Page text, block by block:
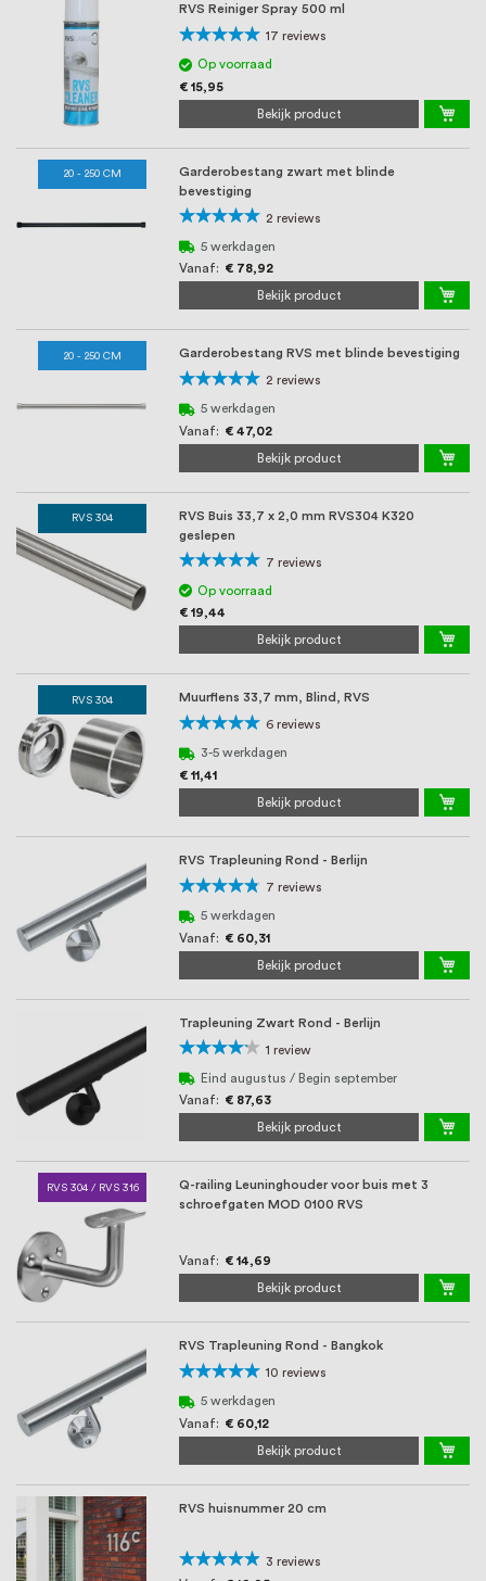
RVS Reiniger Spray 500 ml
Waardering:
94%
17 reviews
Op voorraad
€ 15,95
Bekijk product
20 - 250 CM
Garderobestang zwart met blinde
bevestiging
Waardering:
100%
2 reviews
5 werkdagen
Vanaf
€ 78,92
Bekijk product
20 - 250 CM Garderobestang RVS met blinde bevestiging
Waardering:
100%
2 reviews
5 werkdagen
Vanaf
€ 47,02
Bekijk product
RVS 304
RVS Buis 33,7 x 2,0 mm RVS304 K320
geslepen
Waardering:
100%
7 reviews
Op voorraad
€ 19,44
Bekijk product
RVS 304 Muurflens 33,7 mm, Blind, RVS
Waardering:
100%
6 reviews
3-5 werkdagen
€ 11,41
Bekijk product
RVS Trapleuning Rond - Berlijn
Waardering:
91%
7 reviews
5 werkdagen
Vanaf
€ 60,31
Bekijk product
Trapleuning Zwart Rond - Berlijn
Waardering:
80%
1 review
Eind augustus / Begin september
Vanaf
€ 87,63
Bekijk product
RVS 304 / RVS 316
Q-railing Leuninghouder voor buis met 3
schroefgaten MOD 0100 RVS
Vanaf € 14,69
Bekijk product
RVS Trapleuning Rond - Bangkok
Waardering:
100%
10 reviews
5 werkdagen
Vanaf
€ 60,12
Bekijk product
RVS huisnummer 20 cm
Waardering: 3 reviews